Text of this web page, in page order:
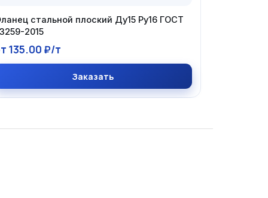
стальной плоский Ду15 Ру16 ГОСТ
2015
135.00 ₽/т
Заказать